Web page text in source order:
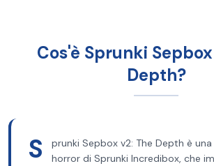
Cos'è Sprunki
Depth?
S
prunki Sepbox v2: The Depth è
horror di Sprunki Incredibox, che